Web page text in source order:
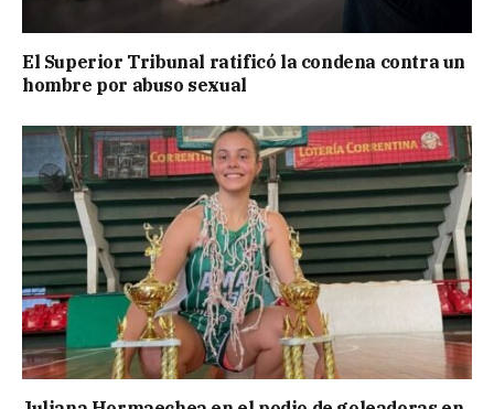
El Superior Tribunal ratificó la condena contra un
hombre por abuso sexual